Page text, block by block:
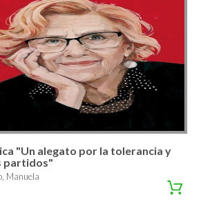
"Un alegato por la tolerancia y
partidos"
Manuela